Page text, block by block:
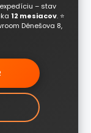
– stav
12 mesiacov. ⭐
Dénešova 8,